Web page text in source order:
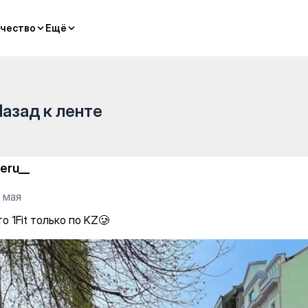
Ещё
Ещё
к ленте
мая
1Fit только по KZ🥲